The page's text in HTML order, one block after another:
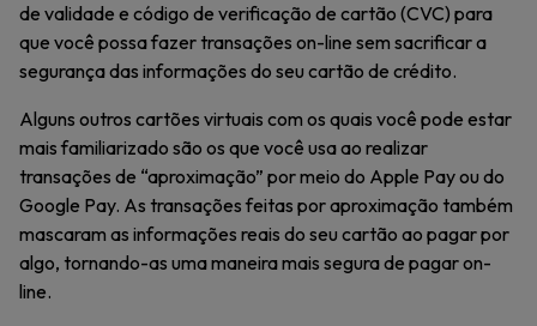
de validade e código de verificação de cartão (CVC) para
que você possa fazer transações on-line sem sacrificar a
segurança das informações do seu cartão de crédito.
Alguns outros cartões virtuais com os quais você pode estar
mais familiarizado são os que você usa ao realizar
transações de “aproximação” por meio do Apple Pay ou do
Google Pay. As transações feitas por aproximação também
mascaram as informações reais do seu cartão ao pagar por
algo, tornando-as uma maneira mais segura de pagar on-
line.